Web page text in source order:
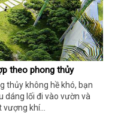
theo phong thủy
thủy không hề khó, bạn
dáng lối đi vào vườn và
khí…